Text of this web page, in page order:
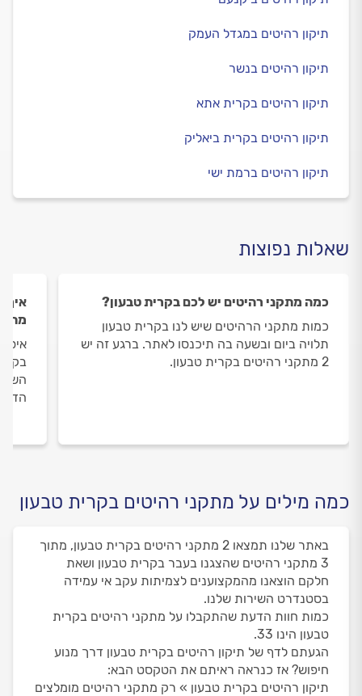
תיקון רהיטים במגדל העמק
תיקון רהיטים בנשר
תיקון רהיטים בקרית אתא
תיקון רהיטים בקרית ביאליק
תיקון רהיטים ברמת ישי
שאלות נפוצות
כמה מתקני רהיטים יש לכם בקרית טבעון?
כמות מתקני הרהיטים שיש לנו בקרית טבעון
תלויה ביום ובשעה בה תיכנסו לאתר. ברגע זה יש
2 מתקני רהיטים בקרית טבעון.
איך
כמה מילים על מתקני רהיטים בקרית טבעון
באתר שלנו תמצאו 2 מתקני רהיטים בקרית טבעון, מתוך
3 מתקני רהיטים שהצגנו בעבר בקרית טבעון ושאת
חלקם הוצאנו מהמקצוענים לצמיתות עקב אי עמידה
בסטנדרט השירות שלנו.
כמות חוות הדעת שהתקבלו על מתקני רהיטים בקרית
טבעון הינו 33.
הגעתם לדף של תיקון רהיטים בקרית טבעון דרך מנוע
חיפוש? אז כנראה ראיתם את הטקסט הבא:
תיקון רהיטים בקרית טבעון » רק מתקני רהיטים מומלצים